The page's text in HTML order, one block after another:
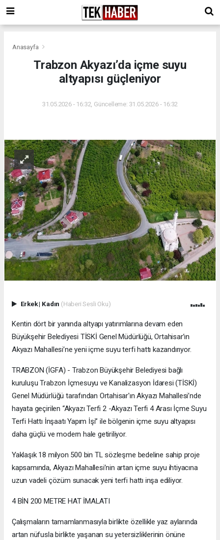
Anasayfa
Trabzon Akyazı’da içme suyu
altyapısı güçleniyor
31.05.2026 - 16:32, Güncelleme: 31.05.2026 - 16:32
Erkek| Kadın (Haberi Sesli Oku)
Kentin dört bir yanında altyapı yatırımlarına devam eden
Büyükşehir Belediyesi TİSKİ Genel Müdürlüğü, Ortahisar’ın
Akyazı Mahallesi’ne yeni içme suyu terfi hattı kazandırıyor.
TRABZON (İGFA) - Trabzon Büyükşehir Belediyesi bağlı
kuruluşu Trabzon İçmesuyu ve Kanalizasyon İdaresi (TİSKİ)
Genel Müdürlüğü tarafından Ortahisar'ın Akyazı Mahallesi’nde
hayata geçirilen “Akyazı Terfi 2 -Akyazı Terfi 4 Arası İçme Suyu
Terfi Hattı İnşaatı Yapım İşi” ile bölgenin içme suyu altyapısı
daha güçlü ve modern hale getiriliyor.
Yaklaşık 18 milyon 500 bin TL sözleşme bedeline sahip proje
kapsamında, Akyazı Mahallesi’nin artan içme suyu ihtiyacına
uzun vadeli çözüm sunacak yeni terfi hattı inşa ediliyor.
4 BİN 200 METRE HAT İMALATI
Çalışmaların tamamlanmasıyla birlikte özellikle yaz aylarında
artan nüfusla birlikte yaşanan su yetersizliklerinin önüne